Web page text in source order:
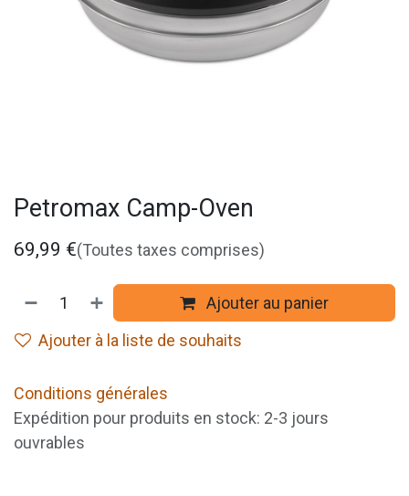
Petromax Camp-Oven
69,99 €(Toutes taxes comprises)
Ajouter au panier
Ajouter à la liste de souhaits
Conditions générales
Expédition pour produits en stock: 2-3 jours
ouvrables